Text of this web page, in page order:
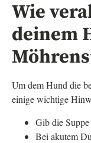
Wie
deinem
Um dem Hund die
einige wichtige
Gib die
Bei akutem